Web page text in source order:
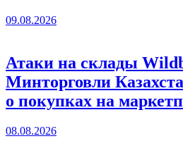
09.08.2026
Атаки на склады
Минторговли
о покупках на
08.08.2026